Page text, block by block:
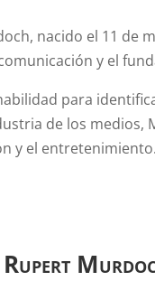
nacido el 11 de
y el
para
de los medios,
y el entretenimiento.